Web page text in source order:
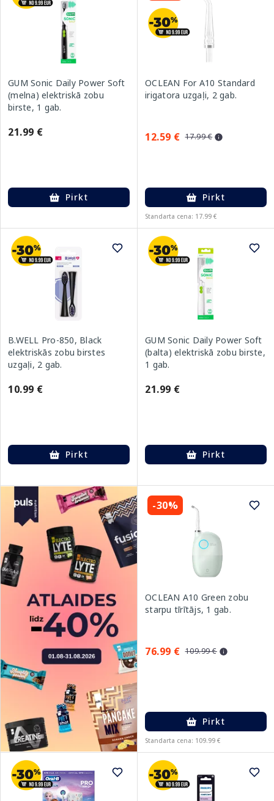
GUM Sonic Daily Power Soft
(melna) elektriskā zobu
birste, 1 gab.
21.99 €
Pirkt
OCLEAN For A10 Standard
irigatora uzgaļi, 2 gab.
12.59 € 17.99 €
Pirkt
Standarta cena: 17.99 €
B.WELL Pro-850, Black
elektriskās zobu birstes
uzgaļi, 2 gab.
10.99 €
Pirkt
GUM Sonic Daily Power Soft
(balta) elektriskā zobu birste,
1 gab.
21.99 €
Pirkt
-30%
OCLEAN A10 Green zobu
starpu tīrītājs, 1 gab.
76.99 € 109.99 €
Pirkt
Standarta cena: 109.99 €